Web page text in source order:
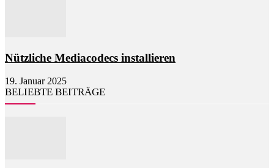
Nützliche Mediacodecs installieren
19. Januar 2025
BELIEBTE BEITRÄGE